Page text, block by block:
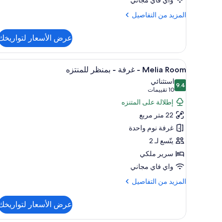
المزيد من التفاصيل
المزيد
Melia
Room
Ria
View
عرض الأسعار
استعراض
جميع
صور
Melia
Room
-
غرفة
-
بمنظر
للمنتزه
ميني بار وخزنة داخل الغرفة
6
Melia Room - غرفة - بمنظر للمنتزه
9.49.4 من 10
استثنائي
10 تقييمات(10
تقييمات)
إطلالة على المتنزه
22 متر مربع
غرفة نوم واحدة
يتّسع لـ 2
سرير ملكي
واي فاي مجاني
المزيد من التفاصيل
المزيد
Melia
عرض الأسعار